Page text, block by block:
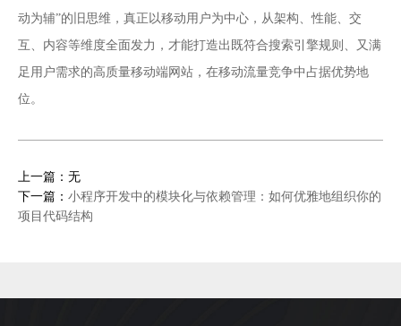
动为辅”的旧思维，真正以移动用户为中心，从架构、性能、交
互、内容等维度全面发力，才能打造出既符合搜索引擎规则、又满
足用户需求的高质量移动端网站，在移动流量竞争中占据优势地
位。
上一篇：无
下一篇： 小程序开发中的模块化与依赖管理：如何优雅地组织你的
项目代码结构